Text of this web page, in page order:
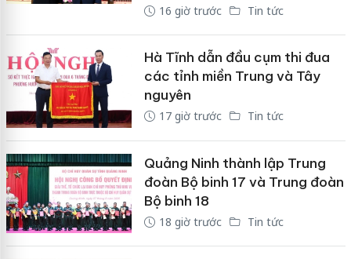
16 giờ trước Tin tức
Hà Tĩnh dẫn đầu cụm thi đua
các tỉnh miền Trung và Tây
nguyên
17 giờ trước Tin tức
Quảng Ninh thành lập Trung
đoàn Bộ binh 17 và Trung đoàn
Bộ binh 18
18 giờ trước Tin tức